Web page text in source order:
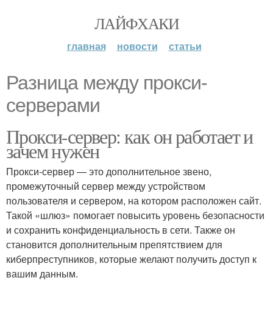
ЛАЙФХАКИ
главная новости статьи
Разница между прокси-
серверами
Прокси-сервер: как он работает и
зачем нужен
Прокси-сервер — это дополнительное звено,
промежуточный сервер между устройством
пользователя и сервером, на котором расположен сайт.
Такой «шлюз» помогает повысить уровень безопасности
и сохранить конфиденциальность в сети. Также он
становится дополнительным препятствием для
киберпреступников, которые желают получить доступ к
вашим данным.